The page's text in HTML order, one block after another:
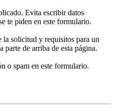
Evita escribir datos
te piden en este formulario.
la solicitud y requisitos para un
parte de arriba de esta página.
o spam en este formulario.